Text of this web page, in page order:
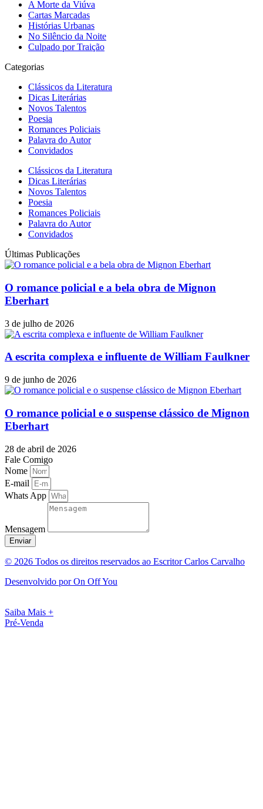
A Morte da Viúva
Cartas Marcadas
Histórias Urbanas
No Silêncio da Noite
Culpado por Traição
Categorias
Clássicos da Literatura
Dicas Literárias
Novos Talentos
Poesia
Romances Policiais
Palavra do Autor
Convidados
Clássicos da Literatura
Dicas Literárias
Novos Talentos
Poesia
Romances Policiais
Palavra do Autor
Convidados
Últimas Publicações
O romance policial e a bela obra de Mignon
Eberhart
3 de julho de 2026
A escrita complexa e influente de William Faulkner
9 de junho de 2026
O romance policial e o suspense clássico de Mignon
Eberhart
28 de abril de 2026
Fale Comigo
Nome
E-mail
Whats App
Mensagem
Enviar
© 2026 Todos os direitos reservados ao Escritor Carlos Carvalho
Desenvolvido por On Off You
Saiba Mais +
Pré-Venda